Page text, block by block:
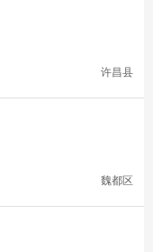
许昌县
魏都区